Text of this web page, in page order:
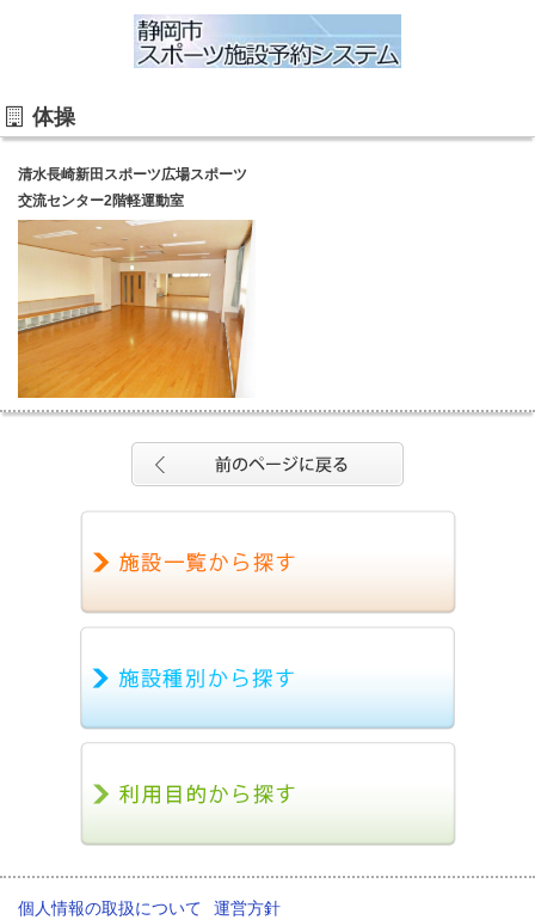
体操
清水長崎新田スポーツ広場スポーツ
交流センター2階軽運動室
個人情報の取扱について 運営方針